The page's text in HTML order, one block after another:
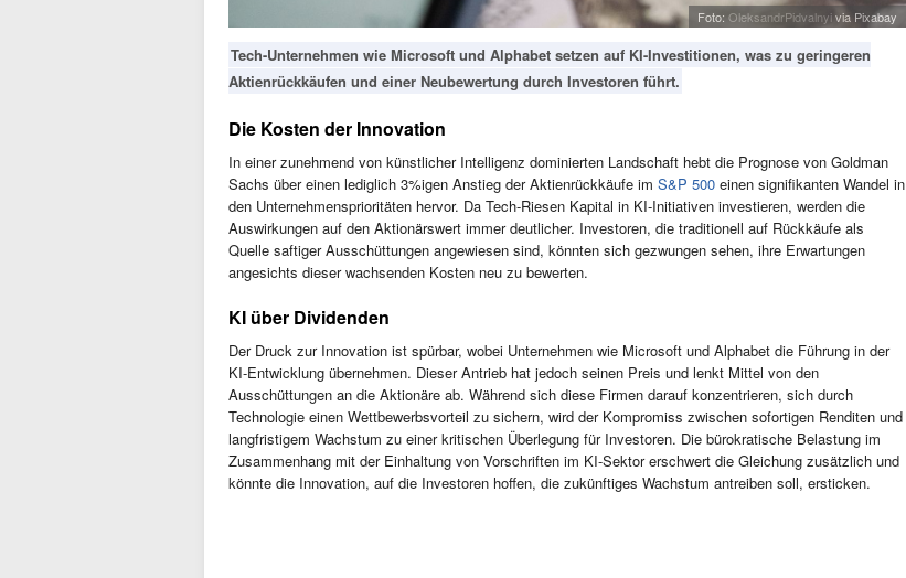
Foto: OleksandrPidvalnyivia Pixabay
Tech-Unternehmen wie Microsoft und Alphabet setzen auf KI-Investitionen, was zu geringeren
Aktienrückkäufen und einer Neubewertung durch Investoren führt.
Die Kosten der Innovation
In einer zunehmend von künstlicher Intelligenz dominierten Landschaft hebt die Prognose von Goldman
Sachs über einen lediglich 3%igen Anstieg der Aktienrückkäufe im S&P 500 einen signifikanten Wandel in
den Unternehmensprioritäten hervor. Da Tech-Riesen Kapital in KI-Initiativen investieren, werden die
Auswirkungen auf den Aktionärswert immer deutlicher. Investoren, die traditionell auf Rückkäufe als
Quelle saftiger Ausschüttungen angewiesen sind, könnten sich gezwungen sehen, ihre Erwartungen
angesichts dieser wachsenden Kosten neu zu bewerten.
KI über Dividenden
Der Druck zur Innovation ist spürbar, wobei Unternehmen wie Microsoft und Alphabet die Führung in der
KI-Entwicklung übernehmen. Dieser Antrieb hat jedoch seinen Preis und lenkt Mittel von den
Ausschüttungen an die Aktionäre ab. Während sich diese Firmen darauf konzentrieren, sich durch
Technologie einen Wettbewerbsvorteil zu sichern, wird der Kompromiss zwischen sofortigen Renditen und
langfristigem Wachstum zu einer kritischen Überlegung für Investoren. Die bürokratische Belastung im
Zusammenhang mit der Einhaltung von Vorschriften im KI-Sektor erschwert die Gleichung zusätzlich und
könnte die Innovation, auf die Investoren hoffen, die zukünftiges Wachstum antreiben soll, ersticken.